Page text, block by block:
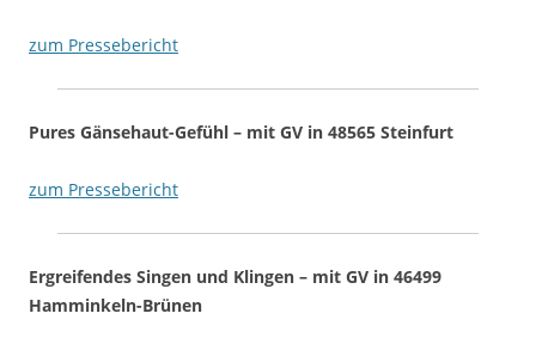
zum Pressebericht
Pures Gänsehaut-Gefühl – mit GV in 48565 Steinfurt
zum Pressebericht
Ergreifendes Singen und Klingen – mit GV in 46499
Hamminkeln-Brünen